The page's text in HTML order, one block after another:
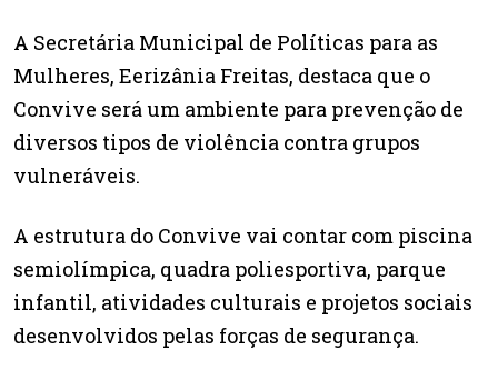
A Secretária Municipal de Políticas para as
Mulheres, Eerizânia Freitas, destaca que o
Convive será um ambiente para prevenção de
diversos tipos de violência contra grupos
vulneráveis.
A estrutura do Convive vai contar com piscina
semiolímpica, quadra poliesportiva, parque
infantil, atividades culturais e projetos sociais
desenvolvidos pelas forças de segurança.